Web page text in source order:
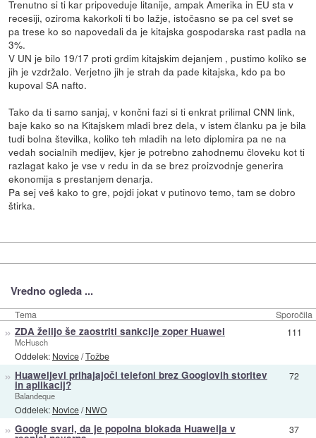
Trenutno si ti kar pripoveduje litanije, ampak Amerika in EU sta v
recesiji, oziroma kakorkoli ti bo lažje, istočasno se pa cel svet se
pa trese ko so napovedali da je kitajska gospodarska rast padla na
3%.
V UN je bilo 19/17 proti grdim kitajskim dejanjem , pustimo koliko se
jih je vzdržalo. Verjetno jih je strah da pade kitajska, kdo pa bo
kupoval SA nafto.
Tako da ti samo sanjaj, v končni fazi si ti enkrat prilimal CNN link,
baje kako so na Kitajskem mladi brez dela, v istem članku pa je bila
tudi bolna številka, koliko teh mladih na leto diplomira pa ne na
vedah socialnih medijev, kjer je potrebno zahodnemu človeku kot ti
razlagat kako je vse v redu in da se brez proizvodnje generira
ekonomija s prestanjem denarja.
Pa sej veš kako to gre, pojdi jokat v putinovo temo, tam se dobro
štirka.
Vredno ogleda ...
Tema Sporočila
» ZDA želijo še zaostriti sankcije zoper Huawei
McHusch
Oddelek: Novice/Tožbe
111
» Huaweijevi prihajajoči telefoni brez Googlovih storitev
in aplikacij?
Balandeque
Oddelek: Novice/NWO
72
» Google svari, da je popolna blokada Huaweija v 37